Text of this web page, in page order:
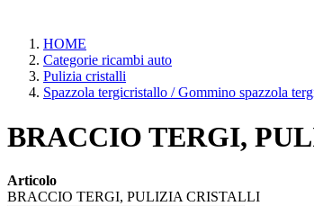
HOME
Categorie ricambi auto
Pulizia cristalli
Spazzola tergicristallo / Gommino spazzola
BRACCIO TERGI,
Articolo
BRACCIO TERGI, PULIZIA CRISTALLI